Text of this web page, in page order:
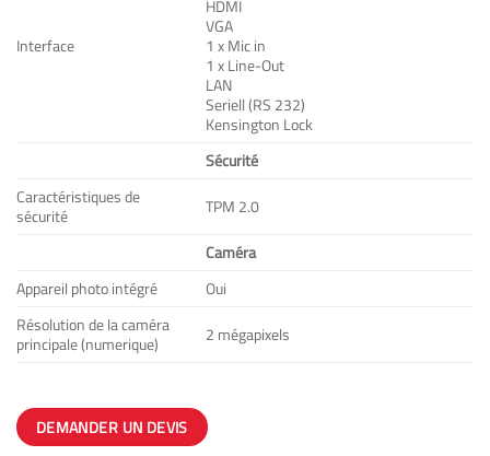
Interface
HDMI
VGA
1 x Mic in
1 x Line-Out
LAN
Seriell (RS 232)
Kensington Lock
Sécurité
Caractéristiques de
sécurité
TPM 2.0
Caméra
Appareil photo intégré
Oui
Résolution de la caméra
principale (numerique)
2 mégapixels
DEMANDER UN DEVIS